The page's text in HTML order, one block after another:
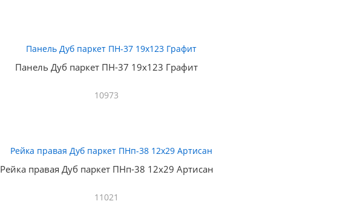
Панель Дуб паркет ПН-37 19х123 Графит
10973
Рейка правая Дуб паркет ПНп-38 12х29 Артисан
11021